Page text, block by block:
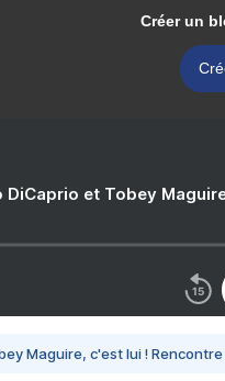
Créer un
DiCaprio et Tobey
Maguire, c'est lui !